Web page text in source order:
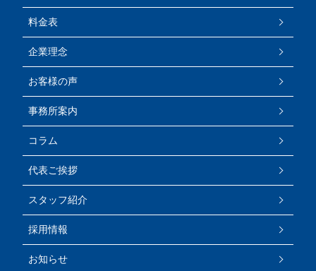
料金表
企業理念
お客様の声
事務所案内
コラム
代表ご挨拶
スタッフ紹介
採用情報
お知らせ